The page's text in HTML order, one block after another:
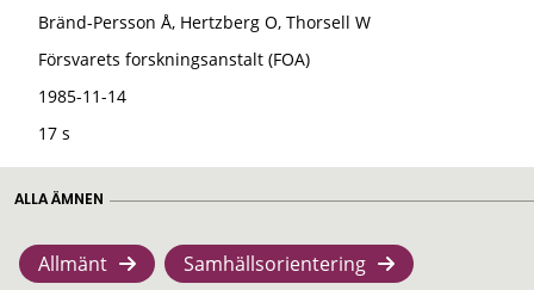
Bränd-Persson Å, Hertzberg O, Thorsell W
Försvarets forskningsanstalt (FOA)
1985-11-14
17 s
ALLA ÄMNEN
Allmänt Samhällsorientering